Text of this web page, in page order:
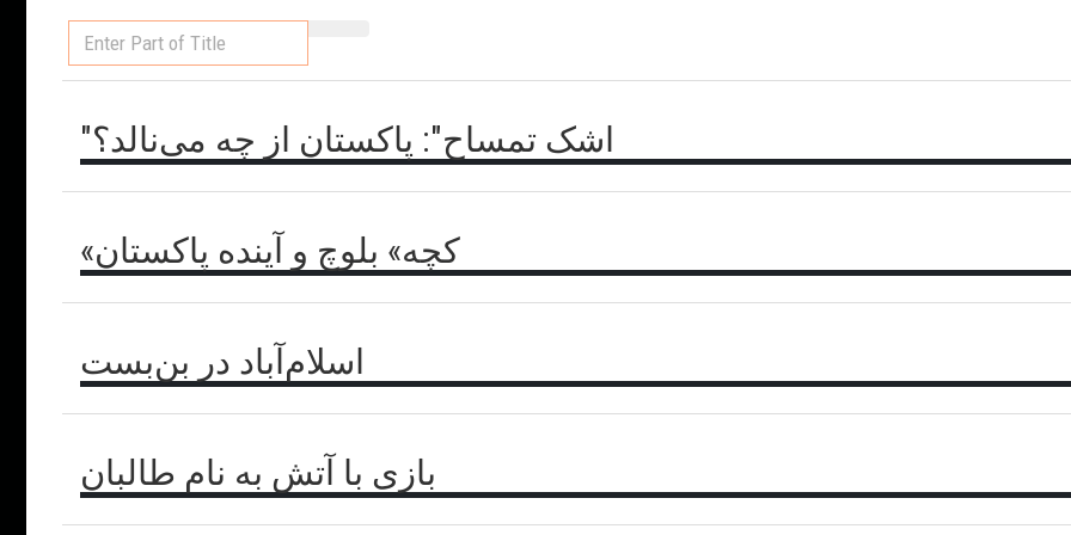
Part
"اشک تمساح": پاکستان از چه می‌نالد؟
«کچه» بلوچ و آینده پاکستان
اسلام‌آباد در بن‌بست
بازی با آتش به نام طالبان